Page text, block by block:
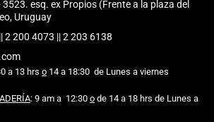
esq. ex Propios (Frente a la plaza del
Uruguay
2 200 4073 || 2 203 6138
a 13 hrs o 14 a 18:30 de Lunes a viernes
: 9 am a 12:30 o de 14 a 18 hrs de Lunes a